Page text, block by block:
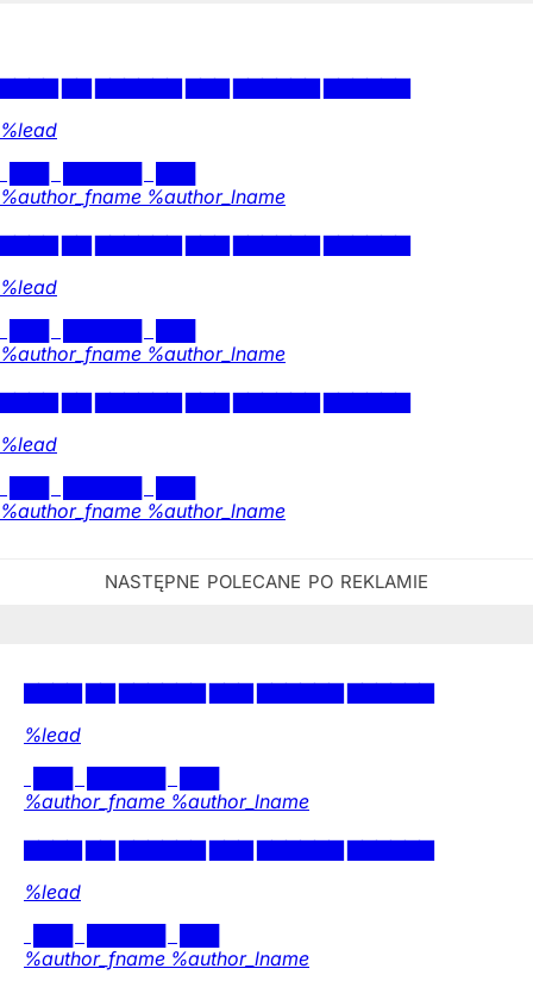
Trybunał sięgnął bruku
PŁYWANIE W KISIELU | Jeśli sądził ktoś, że po błazeńskim
Konstytucyjnego ślubowania wobec ściany głupiej już być
nie mogło, to przyszedł dr hab. Sławomir Patyra i pokazał,
Krzyż wyrwany z korony
heraldycznej poprawności. Szkoda jedynie, że w tych
OpinieKrajDoRzeczy+W numerze
Jagodowa królowa
NIEPRAKTYCZNA PANI DOMU | Sierpień, wakacje. Żyjemy
nie tylko inwazją na Ceutę, nie tylko dogorywającą
(niestety nierozwiązaną) sprawą Szpitala Południowego.
OpinieKraj